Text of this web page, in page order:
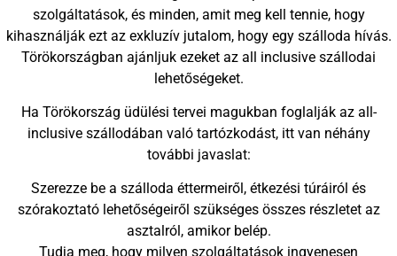
szolgáltatások, és minden, amit meg kell tennie, hogy
kihasználják ezt az exkluzív jutalom, hogy egy szálloda hívás.
Törökországban ajánljuk ezeket az all inclusive szállodai
lehetőségeket.
Ha Törökország üdülési tervei magukban foglalják az all-
inclusive szállodában való tartózkodást, itt van néhány
további javaslat:
Szerezze be a szálloda éttermeiről, étkezési túráiról és
szórakoztató lehetőségeiről szükséges összes részletet az
asztalról, amikor belép.
Tudja meg, hogy milyen szolgáltatások ingyenesen